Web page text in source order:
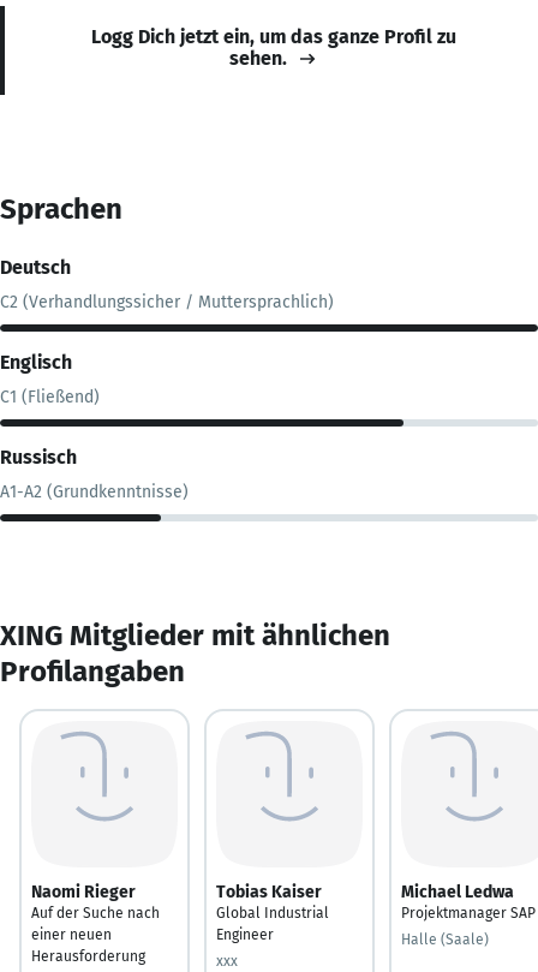
Logg Dich jetzt ein, um das ganze Profil zu
sehen.
Sprachen
Deutsch
C2 (Verhandlungssicher / Muttersprachlich)
Englisch
C1 (Fließend)
Russisch
A1-A2 (Grundkenntnisse)
XING Mitglieder mit ähnlichen
Profilangaben
Naomi Rieger
Auf der Suche nach
einer neuen
Herausforderung
Tobias Kaiser
Global Industrial
Engineer
xxx
Michael Ledwa
Projektmanager SAP
Halle (Saale)